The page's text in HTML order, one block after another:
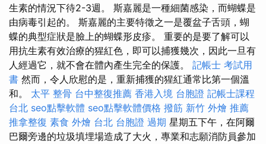
生素的情況下待2-3週。 斯嘉麗是一種細菌感染，而蝴蝶是
由病毒引起的。 斯嘉麗的主要特徵之一是覆盆子舌頭，蝴
蝶的典型症狀是臉上的蝴蝶形皮疹。 重要的是要了解可以
用抗生素有效治療的猩紅色，即可以捕獲幾次，因此一旦有
人經過它，就不會在體內產生完全的保護。 記帳士 考試用
書 然而，令人欣慰的是，重新捕獲的猩紅通常比第一個溫
和。 太平 整骨 台中整復推薦 香港入境 台胞證 記帳士課程
台北 seo點擊軟體 seo點擊軟體價格 撥筋 新竹 外燴 推薦
推拿整復 素食 外燴 台北 台胞證 過期 星期五下午，在阿爾
巴爾旁邊的垃圾填埋場造成了大火，專業和志願消防員參加